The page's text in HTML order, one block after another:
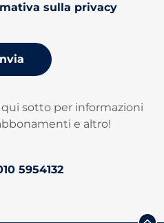
sulla privacy
sotto per informazioni
e altro!
di telefono:
5954132